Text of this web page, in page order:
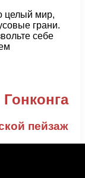
целый мир,
грани.
себе
пейзаж